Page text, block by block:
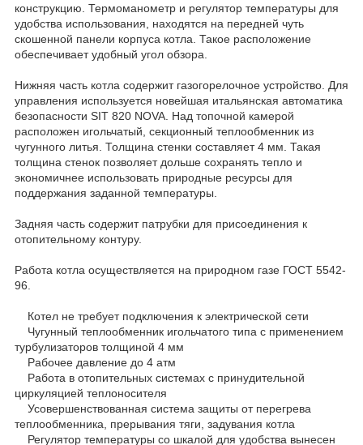
конструкцию. Термоманометр и регулятор температуры для
удобства использования, находятся на передней чуть
скошенной панели корпуса котла. Такое расположение
обеспечивает удобный угол обзора.
Нижняя часть котла содержит газогорелочное устройство. Для
управления используется новейшая итальянская автоматика
безопасности SIT 820 NOVA. Над топочной камерой
расположен игольчатый, секционный теплообменник из
чугунного литья. Толщина стенки составляет 4 мм. Такая
толщина стенок позволяет дольше сохранять тепло и
экономичнее использовать природные ресурсы для
поддержания заданной температуры.
Задняя часть содержит патрубки для присоединения к
отопительному контуру.
Работа котла осуществляется на природном газе ГОСТ 5542-
96.
Котел не требует подключения к электрической сети
Чугунный теплообменник игольчатого типа с применением
турбулизаторов толщиной 4 мм
Рабочее давление до 4 атм
Работа в отопительных системах с принудительной
циркуляцией теплоносителя
Усовершенствованная система защиты от перегрева
теплообменника, прерывания тяги, задувания котла
Регулятор температуры со шкалой для удобства вынесен